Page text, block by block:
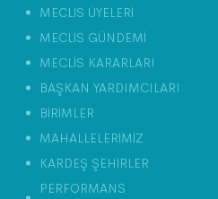
MECLİS ÜYELERİ
MECLİS GÜNDEMİ
MECLİS KARARLARI
BAŞKAN YARDIMCILARI
BİRİMLER
MAHALLELERİMİZ
KARDEŞ ŞEHİRLER
PERFORMANS